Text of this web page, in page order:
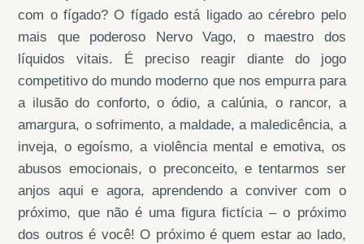
com o fígado? O fígado está ligado ao cérebro pelo
mais que poderoso Nervo Vago, o maestro dos
líquidos vitais. É preciso reagir diante do jogo
competitivo do mundo moderno que nos empurra para
a ilusão do conforto, o ódio, a calúnia, o rancor, a
amargura, o sofrimento, a maldade, a maledicência, a
inveja, o egoísmo, a violência mental e emotiva, os
abusos emocionais, o preconceito, e tentarmos ser
anjos aqui e agora, aprendendo a conviver com o
próximo, que não é uma figura fictícia – o próximo
dos outros é você! O próximo é quem estar ao lado,